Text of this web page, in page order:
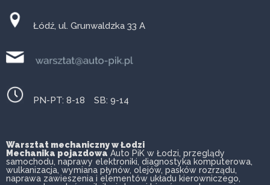
Łódź, ul. Grunwaldzka 33 A
PN-PT: 8-18 SB: 9-14
Warsztat mechaniczny w Łodzi
Mechanika pojazdowa Auto PiK w Łodzi, przeglądy
samochodu, naprawy elektroniki, diagnostyka komputerowa,
wulkanizacja, wymiana płynów, olejów, pasków rozrządu,
naprawa zawieszenia i elementów układu kierowniczego,